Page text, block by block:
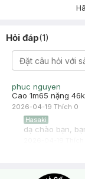
Hỏi đáp(1)
phuc nguyen
Cao 1m65 nặng
2026-04-19 Thích 0
Hasaki
dạ chào bạn,